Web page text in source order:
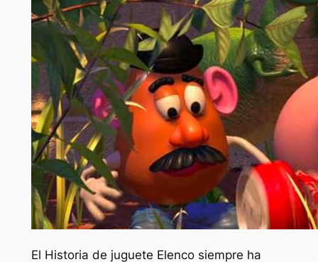
El Historia de juguete Elenco siempre ha